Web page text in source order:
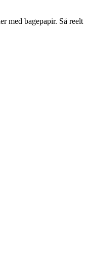
med bagepapir. Så reelt